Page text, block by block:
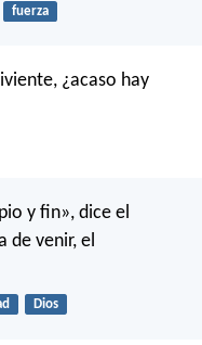
fuerza
¿acaso hay
y fin», dice el
de venir, el
Dios